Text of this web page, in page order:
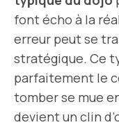
font écho à la
erreur peut se
stratégique. Ce
parfaitement le
tomber se mue
devient un clin